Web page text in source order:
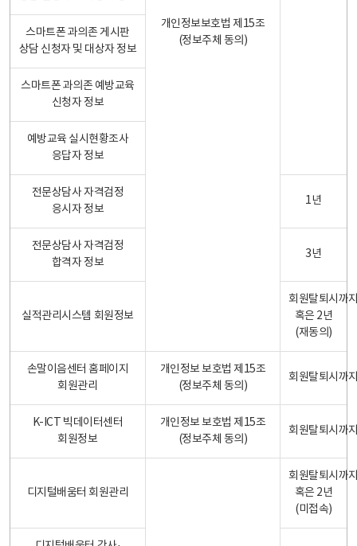
개인정보보호법 제15조
(정보주체 동의)
스마트폰 과의존 게시판
상담 신청자 및 대상자 정보
스마트폰 과의존 예방교육
신청자 정보
예방교육 실시현황조사
응답자 정보
전문상담사 자격검정
응시자 정보
1년
전문상담사 자격검정
합격자 정보
3년
실적관리시스템 회원정보
회원탈퇴시까
혹은 2년
(재동의)
손말이음센터 홈페이지
회원관리
개인정보 보호법 제15조
(정보주체 동의)
회원탈퇴시까
K-ICT 빅데이터센터
회원정보
개인정보 보호법 제15조
(정보주체 동의)
회원탈퇴시까
디지털배움터 회원관리
회원탈퇴시까
혹은 2년
(미접속)